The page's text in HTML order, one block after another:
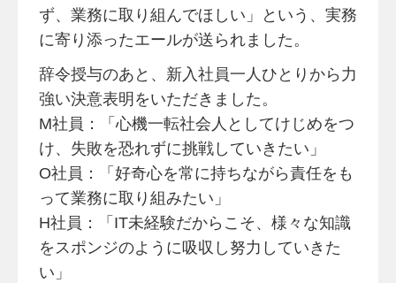
ず、業務に取り組んでほしい」という、実務
に寄り添ったエールが送られました。
辞令授与のあと、新入社員一人ひとりから力
強い決意表明をいただきました。
M社員：「心機一転社会人としてけじめをつ
け、失敗を恐れずに挑戦していきたい」
O社員：「好奇心を常に持ちながら責任をも
って業務に取り組みたい」
H社員：「IT未経験だからこそ、様々な知識
をスポンジのように吸収し努力していきた
い」